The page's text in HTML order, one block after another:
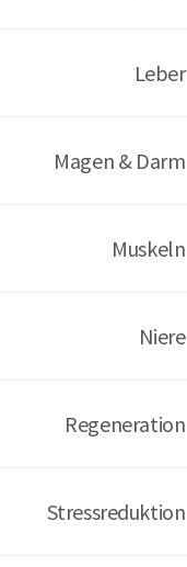
Leber
Magen & Darm
Muskeln
Niere
Regeneration
Stressreduktion